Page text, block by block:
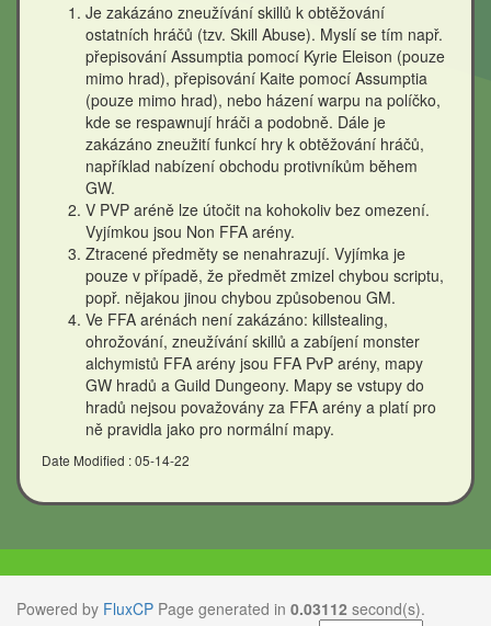
Je zakázáno zneužívání skillů k obtěžování
ostatních hráčů (tzv. Skill Abuse). Myslí se tím např.
přepisování Assumptia pomocí Kyrie Eleison (pouze
mimo hrad), přepisování Kaite pomocí Assumptia
(pouze mimo hrad), nebo házení warpu na políčko,
kde se respawnují hráči a podobně. Dále je
zakázáno zneužití funkcí hry k obtěžování hráčů,
například nabízení obchodu protivníkům během
GW.
V PVP aréně lze útočit na kohokoliv bez omezení.
Vyjímkou jsou Non FFA arény.
Ztracené předměty se nenahrazují. Vyjímka je
pouze v případě, že předmět zmizel chybou scriptu,
popř. nějakou jinou chybou způsobenou GM.
Ve FFA arénách není zakázáno: killstealing,
ohrožování, zneužívání skillů a zabíjení monster
alchymistů FFA arény jsou FFA PvP arény, mapy
GW hradů a Guild Dungeony. Mapy se vstupy do
hradů nejsou považovány za FFA arény a platí pro
ně pravidla jako pro normální mapy.
Date Modified : 05-14-22
Powered by FluxCP Page generated in 0.03112 second(s).